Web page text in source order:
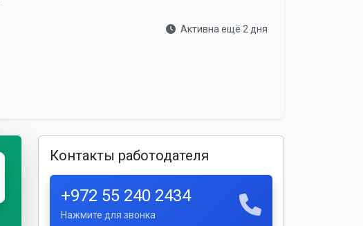
Активна ещё 2 дня
Контакты работодателя
+972 55 240 2434
Нажмите для звонка